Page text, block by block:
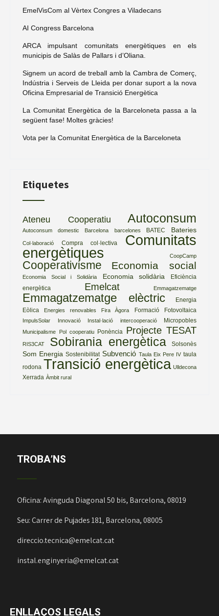
EmelVisCom al Vèrtex Congres a Viladecans
AI Congress Barcelona
ARCA impulsant comunitats energètiques en els
municipis de Salàs de Pallars i d’Oliana.
Signem un acord de treball amb la Cambra de Comerç,
Indústria i Serveis de Lleida per donar suport a la nova
Oficina Empresarial de Transició Energètica
La Comunitat Energètica de la Barceloneta passa a la
següent fase! Moltes gràcies!
Vota per la Comunitat Energètica de la Barceloneta
Etiquetes
Ateneu Cooperatiu Autoconsum
Autoconsum domestic Barcelona barcelones BATEC Bateries
Col·laboració Compra col·lectiva Comunitats
energètiques CoopCamp
Cooperativisme Economia social
Economia Social i Solidària Economia solidària
Eficiència
energètica
Emelcat Emmagatzematge
Emmagatzematge elèctric
Energia
Eòlica
Energies renovables Fira Àgora Formació Fotovoltaica
ImpulsSolar Innovació Instal·lació intercooperació Micropobles
Municipalisme Pol cooperatiu Ponència Projecte TESAT
RIS3CAT Sobirania energètica Solsonès
Som Energia Sostenibilitat Subvenció Taula Eix Pere IV taula
rodona Transició energètica Ulldecona
Xerrada Àmbit rural
TROBA’NS
Oficina: Avinguda Diagonal 50 bis, Barcelona, 08019
Seu: Carrer de Pujades 181, Barcelona, 08005
direccio.tecnica@emelcat.cat
instal.enginyeria@emelcat.cat
ENLLAÇOS LEGALS